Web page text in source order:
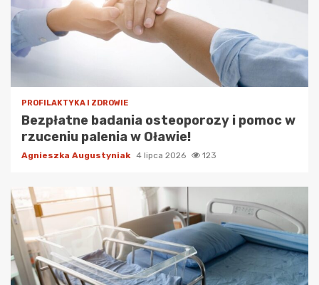
PROFILAKTYKA I ZDROWIE
Bezpłatne badania osteoporozy i pomoc w
rzuceniu palenia w Oławie!
Agnieszka Augustyniak 4 lipca 2026 123